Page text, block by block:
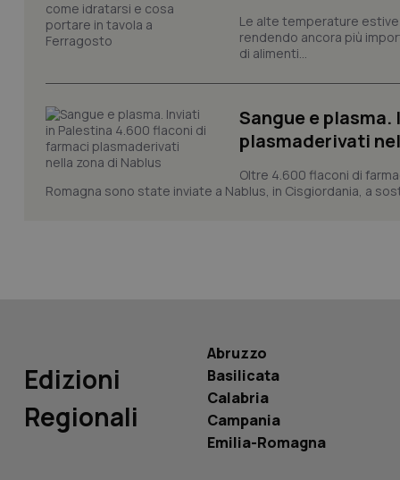
Le alte temperature
rendendo ancora più
di alimenti...
Sangue e
plasmaderivati
Oltre 4.600 flaconi di
Romagna sono state inviate a Nablus, in Cisgiordania, a
Edizioni
Regionali
Abruzzo
Basilicata
Calabria
Campania
Emilia-Romagna
Nome
_ga_0VMQEQKQ1N
Nome